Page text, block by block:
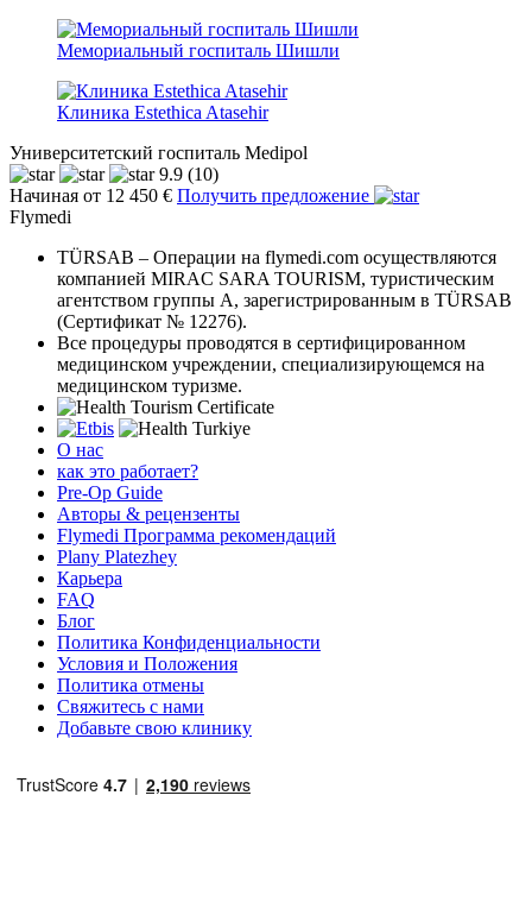
Мемориальный госпиталь Шишли
Клиника Estethica Atasehir
Университетский госпиталь Medipol
9.9 (10)
Начиная от 12 450 € Получить предложение
Flymedi
TÜRSAB – Операции на flymedi.com осуществляются
компанией MIRAC SARA TOURISM, туристическим
агентством группы A, зарегистрированным в TÜRSAB
(Сертификат № 12276).
Все процедуры проводятся в сертифицированном
медицинском учреждении, специализирующемся на
медицинском туризме.
О нас
как это работает?
Pre-Op Guide
Авторы & рецензенты
Flymedi Программа рекомендаций
Plany Platezhey
Карьера
FAQ
Блог
Политика Конфиденциальности
Условия и Положения
Политика отмены
Свяжитесь с нами
Добавьте свою клинику